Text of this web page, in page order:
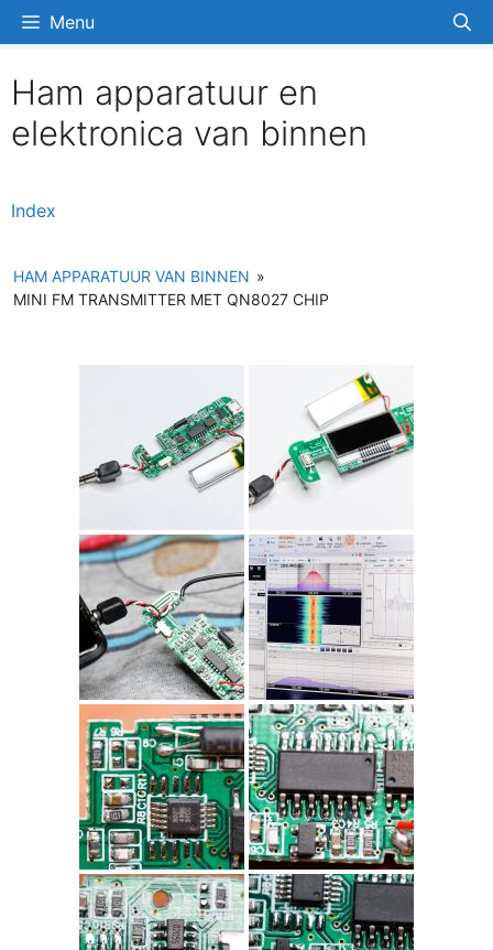
naar
inhoud
Menu
Ham apparatuur en
elektronica van binnen
Index
HAM APPARATUUR VAN BINNEN »
MINI FM TRANSMITTER MET QN8027 CHIP